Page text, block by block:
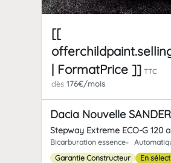
[[
| FormatPrice ]] TTC
dès 176€/mois
Dacia Nouvelle
Stepway Extreme ECO-G 120
Bicarburation essence
Garantie Constructeur
En